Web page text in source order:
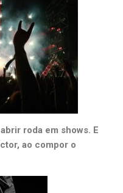
roda em shows. E
ao compor o